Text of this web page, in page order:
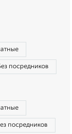
посредников
посредников